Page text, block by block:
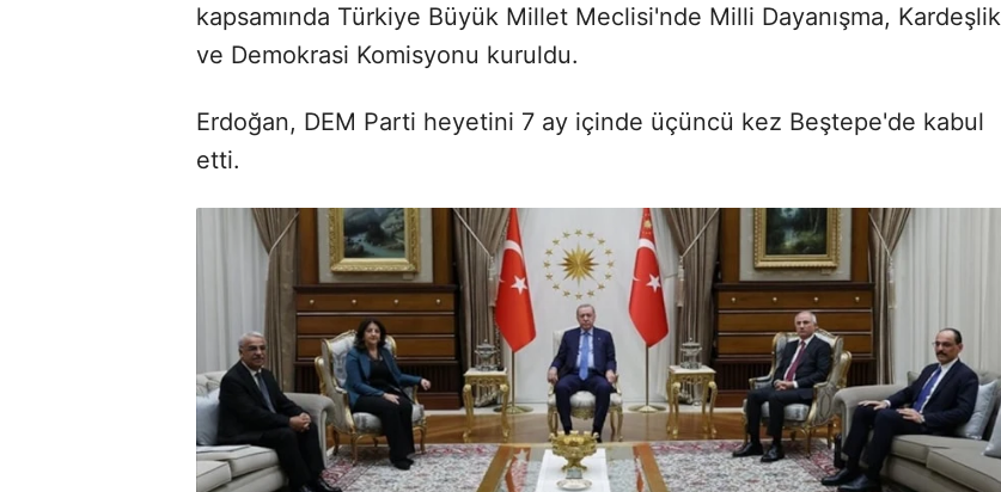
kapsamında Türkiye Büyük Millet Meclisi'nde Milli Dayanışma, Kardeşlik
ve Demokrasi Komisyonu kuruldu.
Erdoğan, DEM Parti heyetini 7 ay içinde üçüncü kez Beştepe'de kabul
etti.